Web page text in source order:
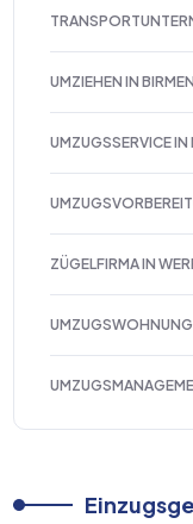
UMZIEHEN IN
UMZUGSSERVICE IN
ZÜGELFIRMA IN